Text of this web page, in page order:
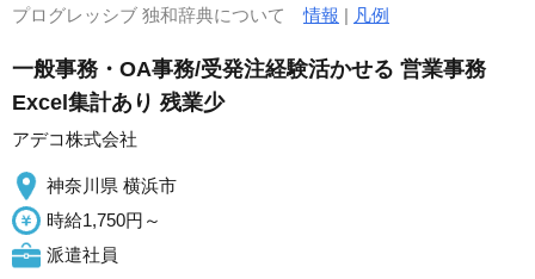
プログレッシブ 独和辞典について情報 | 凡例
一般事務・OA事務/受発注経験活かせる 営業事務
Excel集計あり 残業少
アデコ株式会社
神奈川県 横浜市
時給1,750円～
派遣社員